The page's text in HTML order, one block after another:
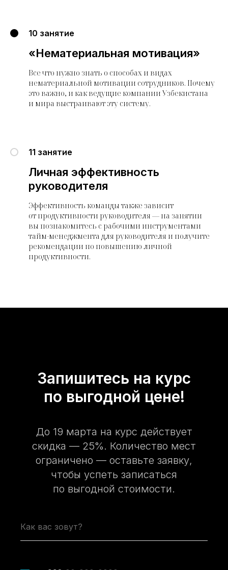
10 занятие
«Нематериальная мотивация»
Все что нужно знать о способах и видах
нематериальной мотивации сотрудников. Почему
это важно, и как ведущие компании Узбекистана
и мира выстраивают эту систему.
11 занятие
Личная эффективность
руководителя
Эффективность команды также зависит
от продуктивности руководителя — на занятии
вы познакомитесь с рабочими инструментами
тайм-менеджмента для руководителя и получите
рекомендации по повышению личной
продуктивности.
Запишитесь на курс
по выгодной цене!
До 19 марта на курс действует
скидка — 25%. Количество мест
ограничено — оставьте заявку,
чтобы успеть записаться
по выгодной стоимости.